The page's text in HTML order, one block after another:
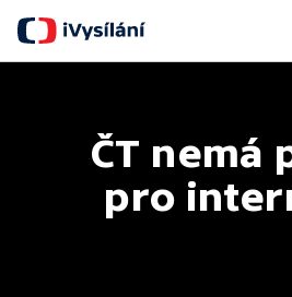
ČT nemá
pro